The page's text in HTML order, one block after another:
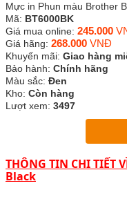
Mực in Phun màu Brother
Mã: BT6000BK
Giá mua online: 245.000
Giá hãng: 268.000 VNĐ
Khuyến mãi: Giao hàng
Bảo hành: Chính hãng
Màu sắc: Đen
Kho: Còn hàng
Lượt xem: 3497
THÔNG TIN CHI TIẾT
Black